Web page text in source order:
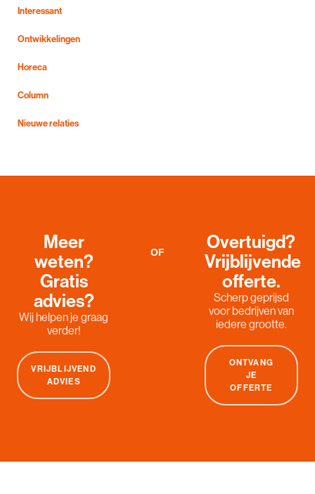
Interessant
Ontwikkelingen
Horeca
Column
Nieuwe relaties
Meer
weten?
Gratis
advies?
Wij helpen je graag
verder!
VRIJBLIJVEND
ADVIES
OF
Overtuigd?
Vrijblijvende
offerte.
Scherp geprijsd
voor bedrijven van
iedere grootte.
ONTVANG
JE
OFFERTE